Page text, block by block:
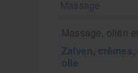
Massage
Massage, oliën
Zalven,
olie